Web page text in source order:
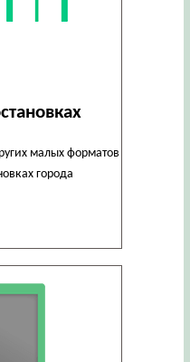
малых форматов
города